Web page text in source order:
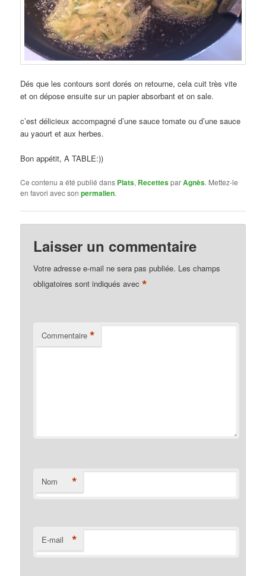
Dés que les contours sont dorés on retourne, cela cuit très vite
et on dépose ensuite sur un papier absorbant et on sale.
c’est délicieux accompagné d’une sauce tomate ou d’une sauce
au yaourt et aux herbes.
Bon appétit, A TABLE:))
Ce contenu a été publié dans Plats, RecettesparAgnès. Mettez-le
en favori avec sonpermalien.
Laisser un commentaire
Votre adresse e-mail ne sera pas publiée. Les champs
obligatoires sont indiqués avec*
Commentaire *
Nom *
E-mail *